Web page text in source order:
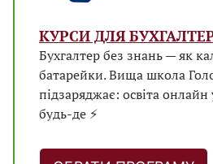
КУРСИ ДЛЯ
Бухгалтер без знань — як
батарейки. Вища школа
підзаряджає: освіта онлайн
будь-де ⚡